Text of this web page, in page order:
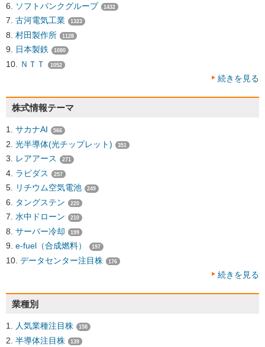
ソフトバンクグループ 1432
古河電気工業 1323
村田製作所 1128
日本製鉄 1080
ＮＴＴ 1052
続きを見る
株式情報テーマ
サカナAI 566
光半導体(光チップレット) 351
レアアース 271
ラピダス 257
リチウム空気電池 249
タングステン 220
水中ドローン 210
サーバー冷却 199
e-fuel（合成燃料） 197
データセンター注目株 176
続きを見る
業種別
人気業種注目株 158
半導体注目株 139